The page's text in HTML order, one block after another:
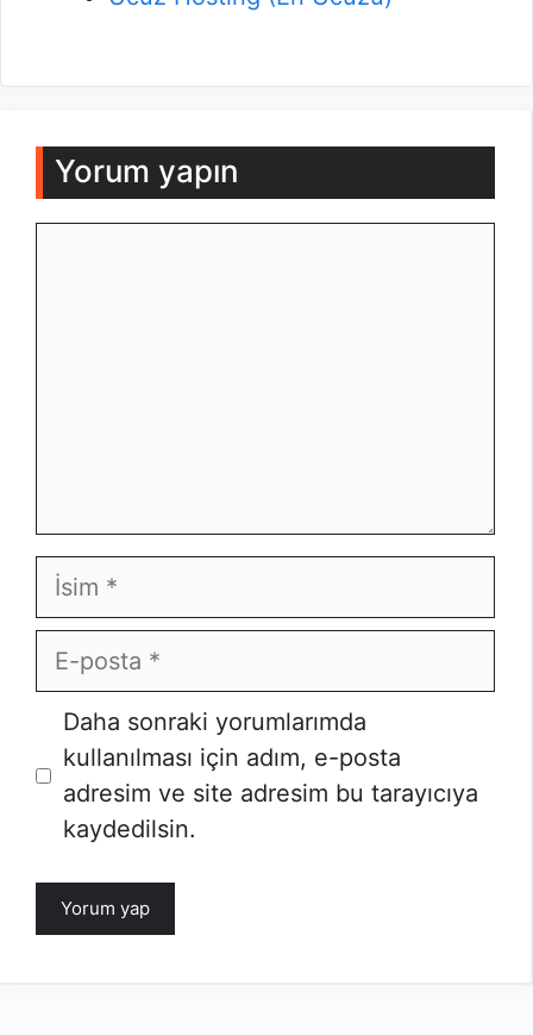
Yorum yapın
İsim
E-
posta
İnternet
sitesi
Daha sonraki yorumlarımda
kullanılması için adım, e-posta
adresim ve site adresim bu tarayıcıya
kaydedilsin.